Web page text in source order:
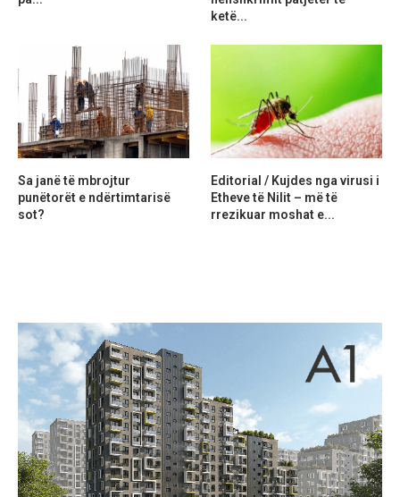
ketë...
Sa janë të mbrojtur
punëtorët e ndërtimtarisë
sot?
Editorial / Kujdes nga virusi i
Etheve të Nilit – më të
rrezikuar moshat e...